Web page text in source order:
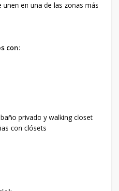
en una de las zonas más
con:
privado y walking closet
con clósets